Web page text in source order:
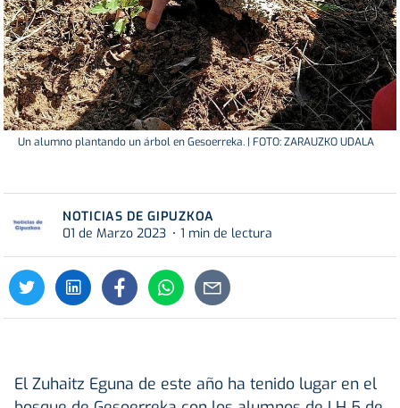
Un alumno plantando un árbol en Gesoerreka. | FOTO: ZARAUZKO UDALA
NOTICIAS DE GIPUZKOA
01 de Marzo 2023
1 min de lectura
El Zuhaitz Eguna de este año ha tenido lugar en el